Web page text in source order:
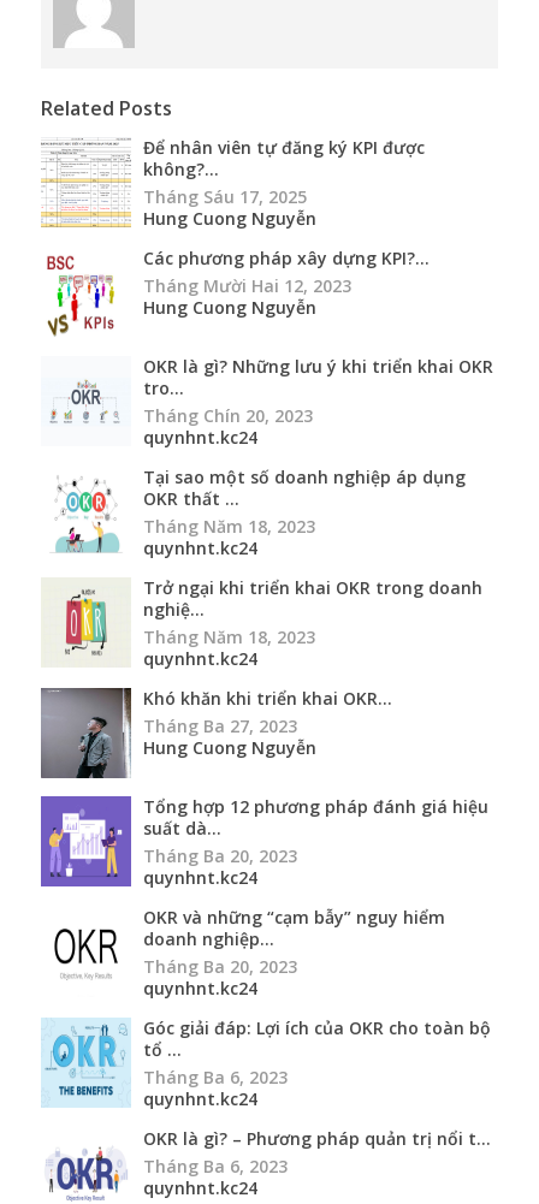
Related Posts
Để nhân viên tự đăng ký KPI được
không?...
Tháng Sáu 17, 2025
Hung Cuong Nguyễn
Các phương pháp xây dựng KPI?...
Tháng Mười Hai 12, 2023
Hung Cuong Nguyễn
OKR là gì? Những lưu ý khi triển khai OKR
tro...
Tháng Chín 20, 2023
quynhnt.kc24
Tại sao một số doanh nghiệp áp dụng
OKR thất ...
Tháng Năm 18, 2023
quynhnt.kc24
Trở ngại khi triển khai OKR trong doanh
nghiệ...
Tháng Năm 18, 2023
quynhnt.kc24
Khó khăn khi triển khai OKR...
Tháng Ba 27, 2023
Hung Cuong Nguyễn
Tổng hợp 12 phương pháp đánh giá hiệu
suất dà...
Tháng Ba 20, 2023
quynhnt.kc24
OKR và những “cạm bẫy” nguy hiểm
doanh nghiệp...
Tháng Ba 20, 2023
quynhnt.kc24
Góc giải đáp: Lợi ích của OKR cho toàn bộ
tổ ...
Tháng Ba 6, 2023
quynhnt.kc24
OKR là gì? – Phương pháp quản trị nổi t...
Tháng Ba 6, 2023
quynhnt.kc24